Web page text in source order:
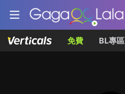
免費 BL專區